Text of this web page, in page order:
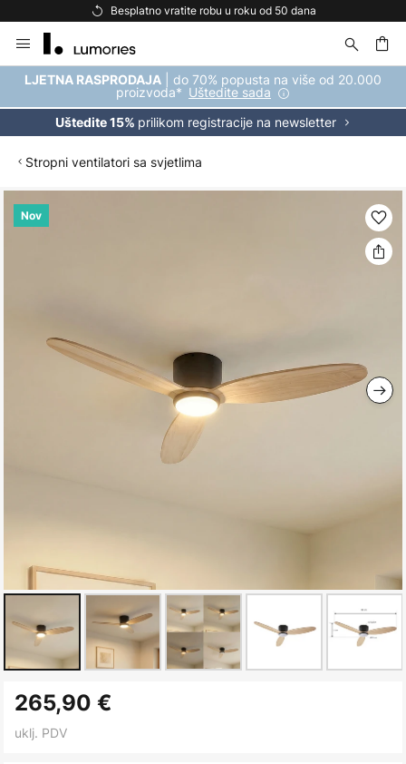
Besplatno vratite robu u roku od 50 dana
to
Content
LJETNA RASPRODAJA | do 70% popusta na više od 20.000
proizvoda* Uštedite sada
Uštedite 15% prilikom registracije na newsletter
Stropni ventilatori sa svjetlima
Nov
Skip
to
images
to
the
265,90 €
uklj. PDV